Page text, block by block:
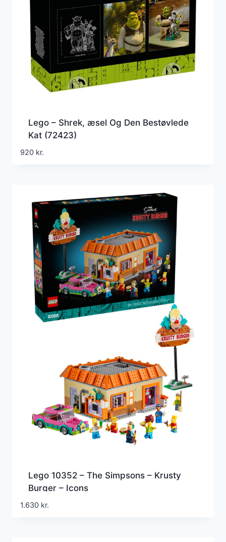
Lego – Shrek, æsel Og Den Bestøvlede
Kat (72423)
920 kr.
Lego 10352 – The Simpsons – Krusty
Burger – Icons
1.630 kr.